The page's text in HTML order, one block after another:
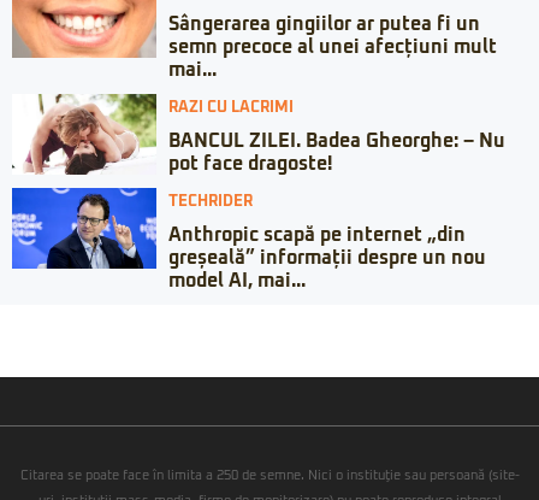
Sângerarea gingiilor ar putea fi un
semn precoce al unei afecțiuni mult
mai...
RAZI CU LACRIMI
BANCUL ZILEI. Badea Gheorghe: – Nu
pot face dragoste!
TECHRIDER
Anthropic scapă pe internet „din
greșeală” informații despre un nou
model AI, mai...
Citarea se poate face în limita a 250 de semne. Nici o instituţie sau persoană (site-